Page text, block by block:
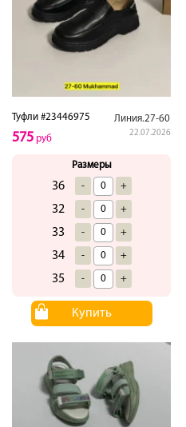
Туфли #23446975 Линия.27-60
22.07.2026
575 руб
Размеры
36 - +
32 - +
33 - +
34 - +
35 - +
Купить